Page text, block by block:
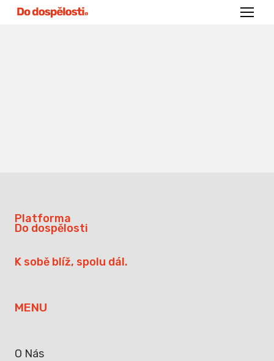
Menu
Platforma
Do dospělosti
K sobě blíž, spolu dál.
MENU
O Nás